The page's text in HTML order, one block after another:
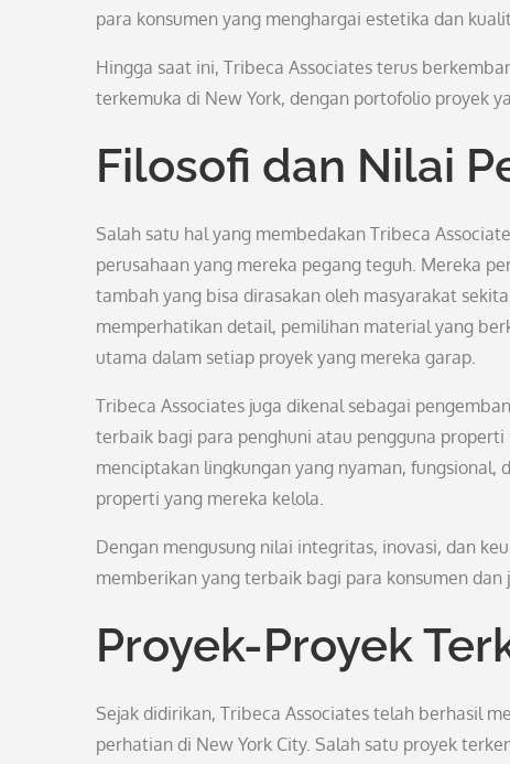
para konsumen yang menghargai estetika dan
Hingga saat ini, Tribeca Associates terus
terkemuka di New York, dengan portofolio proyek
Filosofi dan Nilai
Salah satu hal yang membedakan Tribeca
perusahaan yang mereka pegang teguh. Mereka
tambah yang bisa dirasakan oleh masyarakat
memperhatikan detail, pemilihan material yang
utama dalam setiap proyek yang mereka garap.
Tribeca Associates juga dikenal sebagai
terbaik bagi para penghuni atau pengguna
menciptakan lingkungan yang nyaman,
properti yang mereka kelola.
Dengan mengusung nilai integritas, inovasi, dan
memberikan yang terbaik bagi para konsumen
Proyek-Proyek
Sejak didirikan, Tribeca Associates telah berhasil
perhatian di New York City. Salah satu proyek